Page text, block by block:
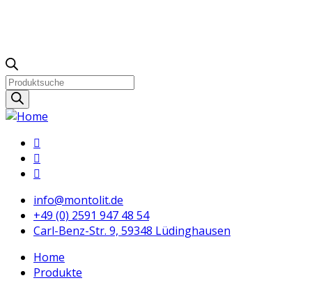
Products
search
info@montolit.de
+49 (0) 2591 947 48 54
Carl-Benz-Str. 9, 59348 Lüdinghausen
Home
Produkte